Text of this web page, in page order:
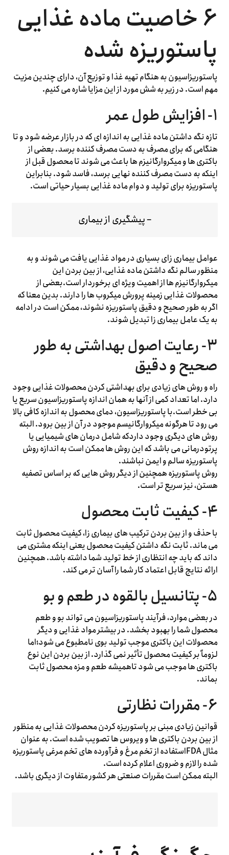
۶ خاصیت ماده غذایی
پاستوریزه شده
پاستوریزاسیون به هنگام تهیه غذا و توزیع آن، دارای چندین مزیت
مهم است. در زیر به شش مورد از این مزایا شاره می کنیم.
۱- افزایش طول عمر
تازه نگه داشتن ماده غذایی به اندازه ای که در بازار عرضه شود و تا
هنگامی که برای مصرف به دست مصرف کننده برسد. بعضی از
باکتری ها و میکروارگانیزم ها باعث می شوند تا محصول قبل از
اینکه به دست مصرف کننده نهایی برسد، فاسد شود. بنابراین
پاستوریزه برای تولید و دوام ماده غذایی بسیار حیاتی است.
– پیشگیری از بیماری
عوامل بیماری زای بسیاری در مواد غذایی یافت می شوند و به
منظور سالم نگه داشتن ماده غذایی، از بین بردن این
میکروارگانیزم ها از اهمیت ویژه ای برخوردار است.بعضی از
محصولات غذایی زمینه پرورش میکروب ها را دارند. بدین معنا که
اگر به طور صحیح و دقیق پاستوریزه نشوند، ممکن است در ادامه
به یک عامل بیماری زا تبدیل شوند.
۳- رعایت اصول بهداشتی به طور
صحیح و دقیق
راه و روش های زیادی برای بهداشتی کردن محصولات غذایی وجود
دارد. اما تعداد کمی از آنها به همان اندازه پاستوریزاسیون سریع یا
بی خطر است.با پاستوریزاسیون، دمای محصول به اندازه کافی بالا
می رود تا هرگونه میکروارگانیسم موجود در آن از بین برود. البته
روش های دیگری وجود داردکه شامل درمان های شیمیایی یا
پرتودرمانی می باشد که این روش ها ممکن است به اندازه روش
پاستوریزه سالم و ایمن نباشند.
روش پاستوریزه همچنین از دیگر روش هایی که بر اساس تصفیه
هستن، نیز سریع تر است.
۴- کیفیت ثابت محصول
با حذف و از بین بردن ترکیب های بیماری زا، کیفیت محصول ثابت
می ماند. ثابت نگه داشتن کیفیت محصول یعنی اینکه مشتری می
داند که باید چه انتظاری از خط تولید شما داشته باشد. همچنین
ارائه نتایج قابل اعتماد کار شما را آسان تر می کند.
۵- پتانسیل بالقوه در طعم و بو
در بعضی موارد، فرآیند پاستوریزاسیون می تواند بو و طعم
محصول شما را بهبود بخشد. در بیشتر مواد غذایی و دیگر
محصولات این باکتری موجب تولید بوی نامطبوع می شود؛اما
لزوماً بر کیفیت محصول تأثیر نمی گذارد. از بین بردن این نوع
باکتری ها موجب می شود تاهمیشه طعم و مزه محصول ثابت
بماند.
۶- مقررات نظارتی
قوانین زیادی مبنی بر پاستوریزه کردن محصولات غذایی به منظور
از بین بردن باکتری ها و ویروس ها تصویب شده است. به عنوان
مثال FDAاستفاده از تخم مرغ و فرآورده های تخم مرغی پاستوریزه
شده را لازم و ضروری اعلام کرده است.
البته ممکن است مقررات صنعتی هر کشور متفاوت از دیگری باشد.